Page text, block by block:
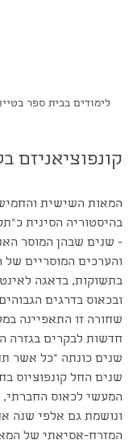
לימודים בבית ספר בטייוואן, 30
קונפוציאניזם
המאות השישית
בהיסטוריה הסינית
- שנים שבהן המוסר
והערכים המוסריים של
בתשוקות, בדאגה
ובכאוס בדרגים
שחורה זו התאפיינה
חדשות לבקרים בגזרה
שנים כונתה ״כל אשר
שנים החל קונפוציוס
המעשי לכאוס החברתי,
ונושמת גם אלפי שנה
המזרח-אסיאתי של המאה